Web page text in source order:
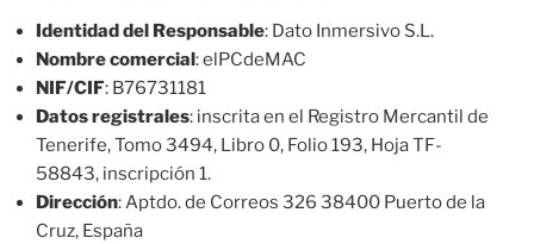
Identidad del Responsable: Dato Inmersivo S.L.
Nombre comercial : elPCdeMAC
NIF/CIF: B76731181
Datos registrales: inscrita en el Registro Mercantil de
Tenerife, Tomo 3494, Libro 0, Folio 193, Hoja TF-
58843, inscripción 1.
Dirección: Aptdo. de Correos 326 38400 Puerto de la
Cruz, España